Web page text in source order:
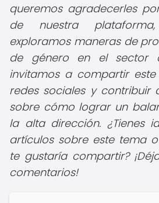
queremos agradecerles
de nuestra
exploramos maneras de
de género en el sector
invitamos a compartir
redes sociales y contribuir
sobre cómo lograr un
la alta dirección. ¿Tienes
artículos sobre este tema
te gustaría compartir?
comentarios!